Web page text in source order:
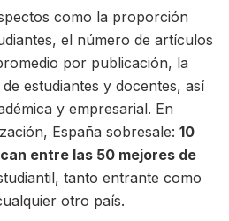
como la proporción
el número de artículos
por publicación, la
estudiantes y docentes, así
y empresarial. En
España sobresale: 10
entre las 50 mejores de
tanto entrante como
otro país.